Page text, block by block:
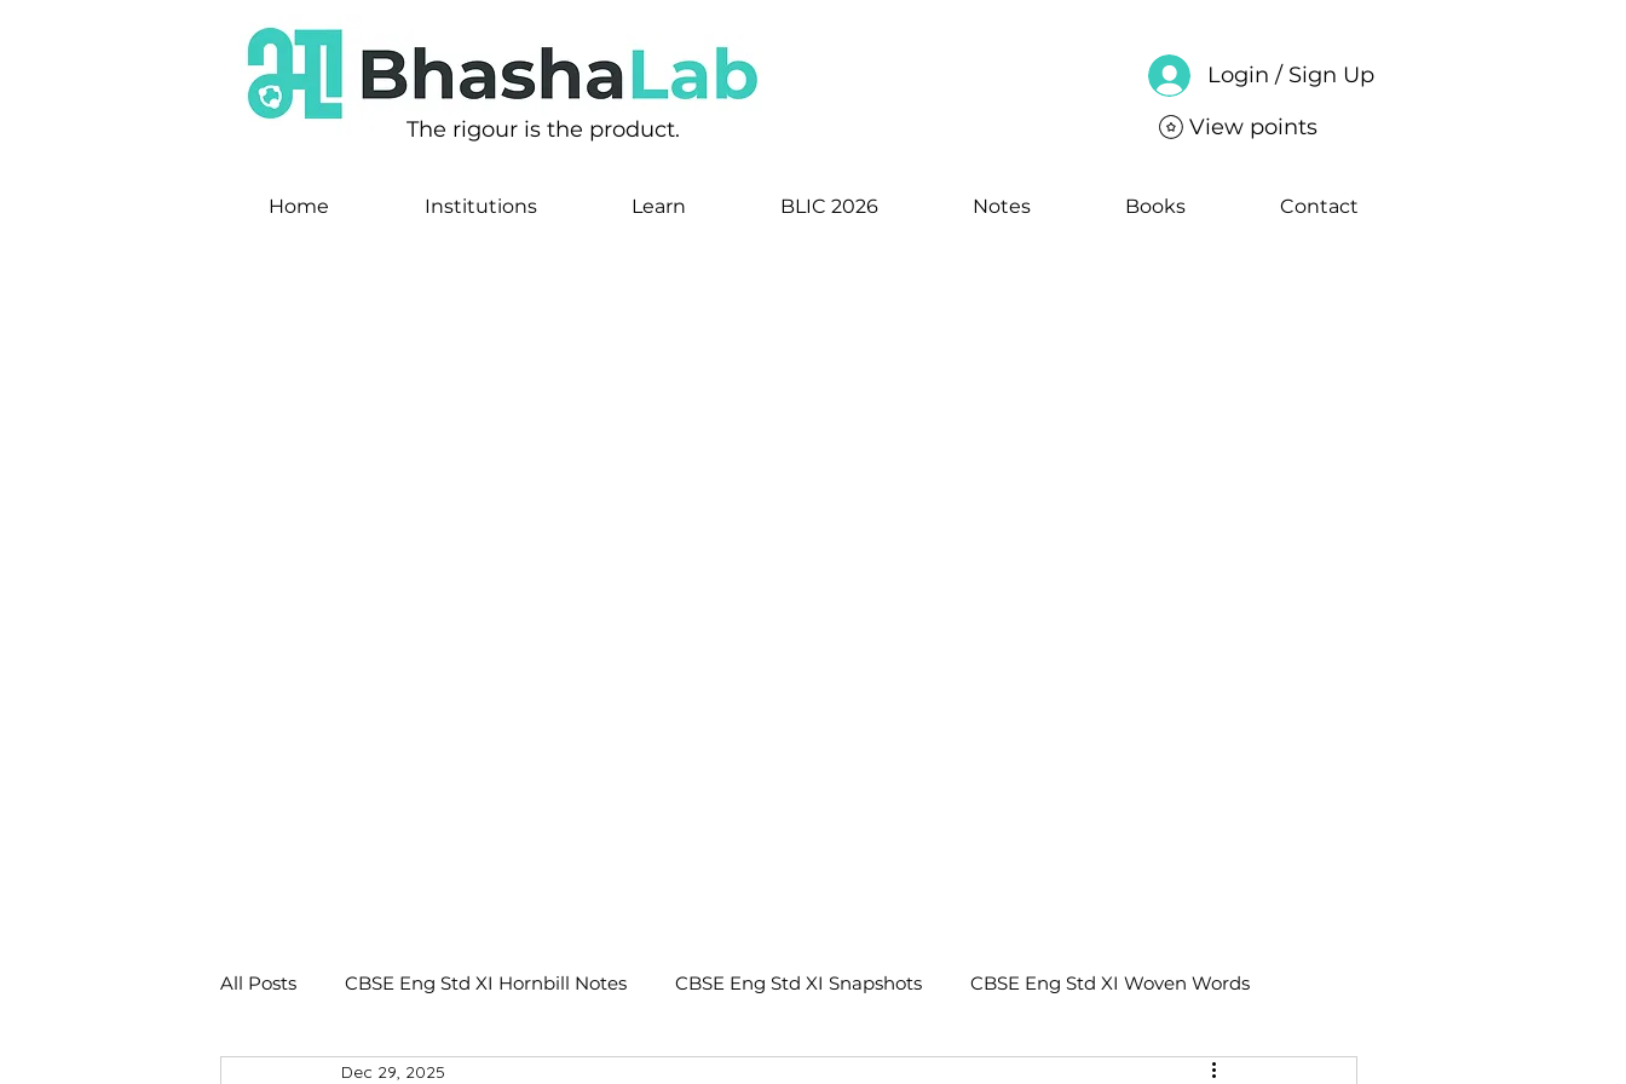
The rigour is the product. View points
Login / Sign Up
Home Institutions Learn BLIC 2026 Notes Books Contact
All Posts CBSE Eng Std XI Hornbill Notes CBSE Eng Std XI Snapshots CBSE Eng Std XI Woven Words
Dec 29, 2025